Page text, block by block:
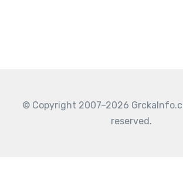
© Copyright 2007–2026
reserved.